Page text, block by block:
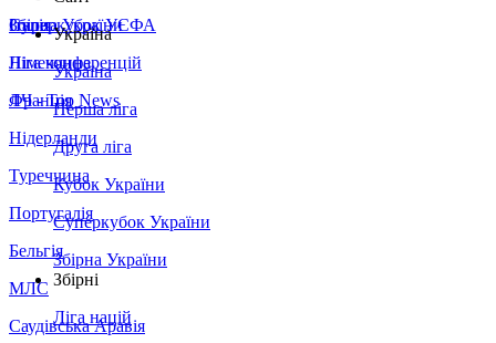
Збірна України
Італія
Німеччина
Франція
Нідерланди
Туреччина
Португалія
Бельгія
МЛС
Саудівська Аравія
Суперкубок УЄФА
Ліга конференцій
ЛЧ - Top News
Україна
Україна
Перша ліга
Друга ліга
Кубок України
Суперкубок України
Збірна України
Збірні
Ліга націй